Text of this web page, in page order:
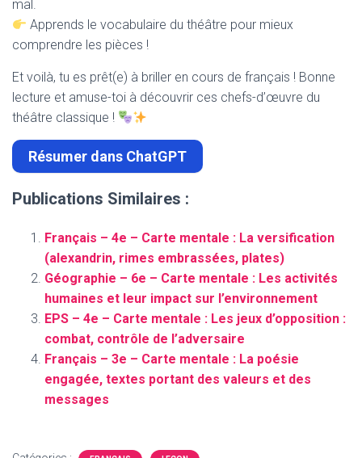
mal.
Apprends le vocabulaire du théâtre pour mieux
comprendre les pièces !
Et voilà, tu es prêt(e) à briller en cours de français ! Bonne
lecture et amuse-toi à découvrir ces chefs-d’œuvre du
théâtre classique !
Résumer dans ChatGPT
Publications Similaires :
Français – 4e – Carte mentale : La versification
(alexandrin, rimes embrassées, plates)
Géographie – 6e – Carte mentale : Les activités
humaines et leur impact sur l’environnement
EPS – 4e – Carte mentale : Les jeux d’opposition :
combat, contrôle de l’adversaire
Français – 3e – Carte mentale : La poésie
engagée, textes portant des valeurs et des
messages